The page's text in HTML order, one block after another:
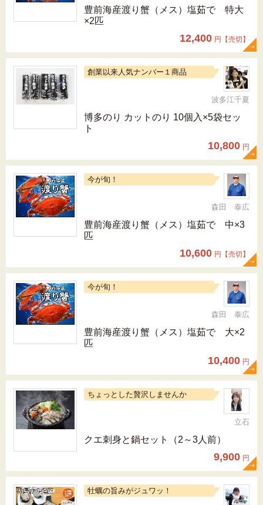
豊前海産渡り蟹（メス）塩茹で 特大
×2匹
12,400 円【売切】
創業以来人気ナンバー１商品
波多江千夏
博多のり カットのり 10個入×5袋セッ
ト
10,800 円
今が旬！
森田 泰広
豊前海産渡り蟹（メス）塩茹で 中×3
匹
10,600 円【売切】
今が旬！
森田 泰広
豊前海産渡り蟹（メス）塩茹で 大×2
匹
10,400 円
ちょっとした贅沢しませんか
立石
クエ刺身と鍋セット（2～3人前）
9,900 円
牡蠣の旨みがジュワッ！